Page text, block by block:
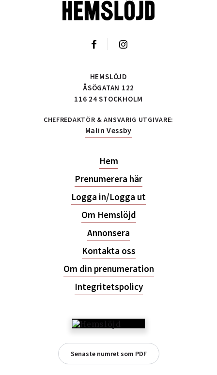
HEMSLÖJD
ÅSÖGATAN 122
116 24 STOCKHOLM
CHEFREDAKTÖR & ANSVARIG UTGIVARE:
Malin Vessby
Hem
Prenumerera här
Logga in/Logga ut
Om Hemslöjd
Annonsera
Kontakta oss
Om din prenumeration
Integritetspolicy
Senaste numret som PDF